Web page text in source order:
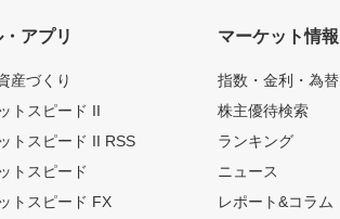
アプリ
産づくり
トスピード II
トスピード II RSS
トスピード
トスピード FX
マーケット情報
指数・金利・為替
株主優待検索
ランキング
ニュース
レポート&コラム